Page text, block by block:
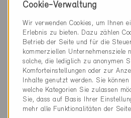
Thiersteinerallee 12
4002 Basel
061 336 66 66
Nachhaltigkeit@coop.ch
www.coop.ch
Cookie-Verwaltung
Wir verwenden Cookies, um Ihnen
Erlebnis zu bieten. Dazu zählen
Betrieb der Seite und für die
kommerziellen Unternehmensziele
solche, die lediglich zu anonymen
Komforteinstellungen oder zur
Inhalte genutzt werden. Sie können
welche Kategorien Sie zulassen
Sie, dass auf Basis Ihrer
mehr alle Funktionalitäten der